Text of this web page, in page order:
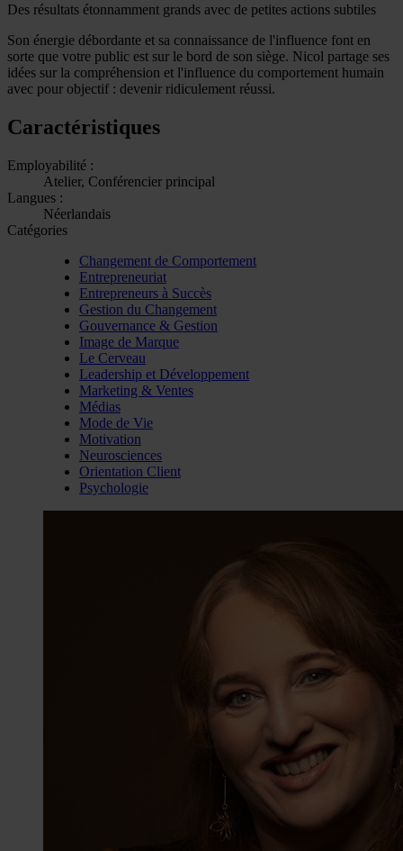
Des résultats étonnamment grands avec de petites actions subtiles
Son énergie débordante et sa connaissance de l'influence font en
sorte que votre public est sur le bord de son siège. Nicol partage ses
idées sur la compréhension et l'influence du comportement humain
avec pour objectif : devenir ridiculement réussi.
Caractéristiques
Employabilité :
Atelier, Conférencier principal
Langues :
Néerlandais
Catégories
Changement de Comportement
Entrepreneuriat
Entrepreneurs à Succès
Gestion du Changement
Gouvernance & Gestion
Image de Marque
Le Cerveau
Leadership et Développement
Marketing & Ventes
Médias
Mode de Vie
Motivation
Neurosciences
Orientation Client
Psychologie